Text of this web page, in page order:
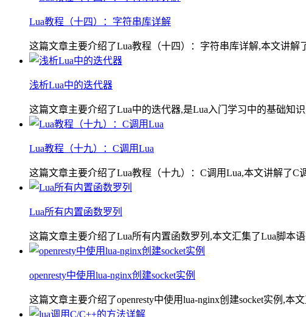
Lua教程（十四）：字符串库详解
这篇文章主要介绍了Lua教程（十四）：字符串库详解,本文讲
浅析Lua中的迭代器
这篇文章主要介绍了Lua中的迭代器,是Lua入门学习中的基础知
Lua教程（十九）：C调用Lua
这篇文章主要介绍了Lua教程（十九）：C调用Lua,本文讲解了
Lua所有内置函数罗列
这篇文章主要介绍了Lua所有内置函数罗列,本文汇集了Lua脚本
openresty中使用lua-nginx创建socket实例
这篇文章主要介绍了openresty中使用lua-nginx创建socket实例,